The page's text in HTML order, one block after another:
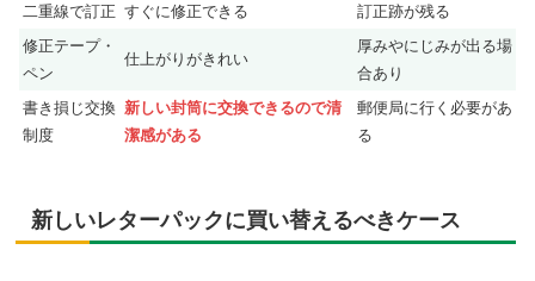
二重線で訂正 すぐに修正できる
訂正跡が残る
修正テープ・
ペン
仕上がりがきれい
厚みやにじみが出る場
合あり
書き損じ交換
制度
新しい封筒に交換できるので清
潔感がある
郵便局に行く必要があ
る
新しいレターパックに買い替えるべきケース